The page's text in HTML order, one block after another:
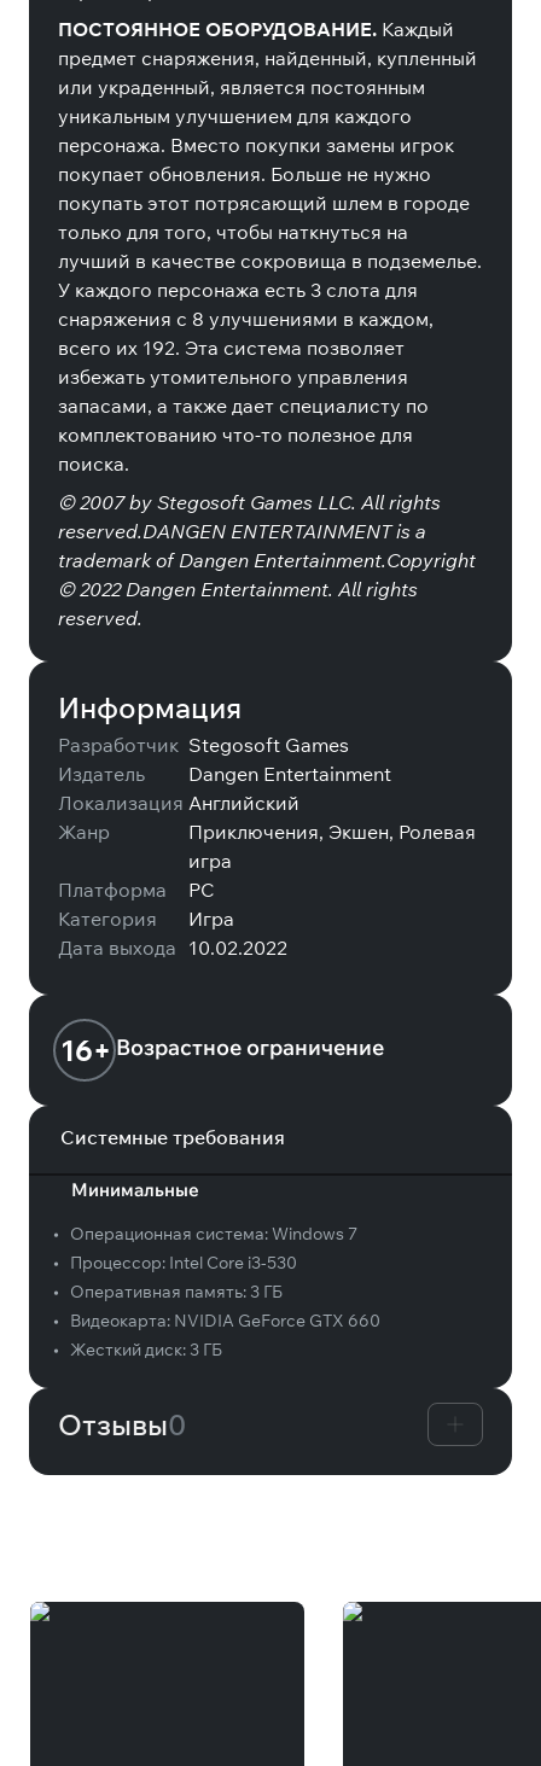
ПОСТОЯННОЕ ОБОРУДОВАНИЕ. Каждый
предмет снаряжения, найденный, купленный
или украденный, является постоянным
уникальным улучшением для каждого
персонажа. Вместо покупки замены игрок
покупает обновления. Больше не нужно
покупать этот потрясающий шлем в городе
только для того, чтобы наткнуться на
лучший в качестве сокровища в подземелье.
У каждого персонажа есть 3 слота для
снаряжения с 8 улучшениями в каждом,
всего их 192. Эта система позволяет
избежать утомительного управления
запасами, а также дает специалисту по
комплектованию что-то полезное для
поиска.
© 2007 by Stegosoft Games LLC. All rights
reserved.DANGEN ENTERTAINMENT is a
trademark of Dangen Entertainment.Copyright
© 2022 Dangen Entertainment. All rights
reserved.
Информация
Разработчик Stegosoft Games
Издатель
Dangen Entertainment
Локализация Английский
Жанр
Приключения, Экшен, Ролевая
игра
Платформа
PC
Категория
Игра
Дата выхода 10.02.2022
16+ Возрастное ограничение
Системные требования
Минимальные
• Операционная система:Windows 7
•
Процессор: Intel Core i3-530
•
Оперативная память: 3 ГБ
•
Видеокарта: NVIDIA GeForce GTX 660
•
Жесткий диск: 3 ГБ
Отзывы0